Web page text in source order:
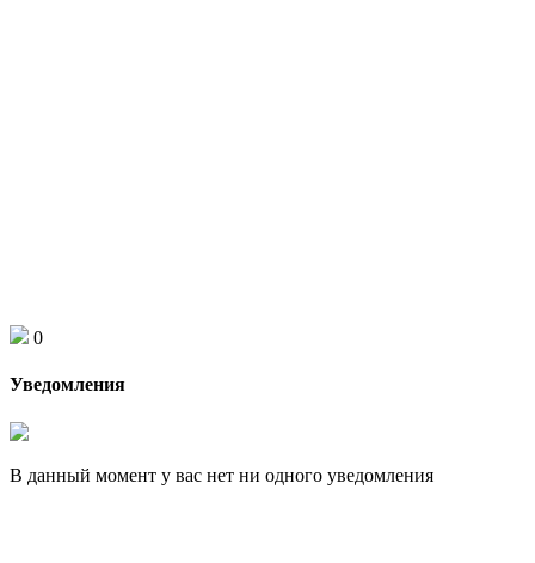
0
Уведомления
В данный момент у вас нет ни одного уведомления